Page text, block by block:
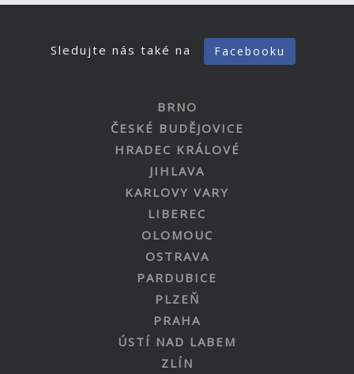
Sledujte nás také na Facebooku
BRNO
ČESKÉ BUDĚJOVICE
HRADEC KRÁLOVÉ
JIHLAVA
KARLOVY VARY
LIBEREC
OLOMOUC
OSTRAVA
PARDUBICE
PLZEŇ
PRAHA
ÚSTÍ NAD LABEM
ZLÍN